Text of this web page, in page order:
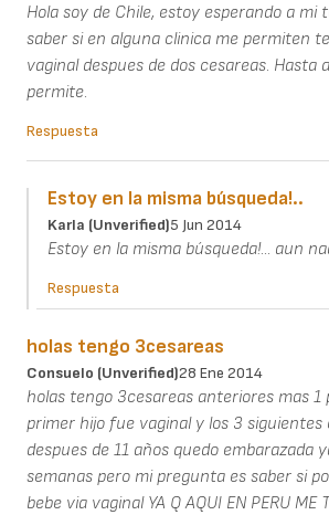
Hola soy de Chile, estoy esperando a mi
saber si en alguna clinica me permiten
vaginal despues de dos cesareas. Hasta
permite.
Respuesta
Estoy en la misma búsqueda!..
Karla (unverified)5 Jun 2014
Estoy en la misma búsqueda!... aun
Respuesta
holas tengo 3cesareas
Consuelo (unverified)28 Ene 2014
holas tengo 3cesareas anteriores mas 1
primer hijo fue vaginal y los 3 siguientes
despues de 11 años quedo embarazada
semanas pero mi pregunta es saber si
bebe via vaginal YA Q AQUI EN PERU ME